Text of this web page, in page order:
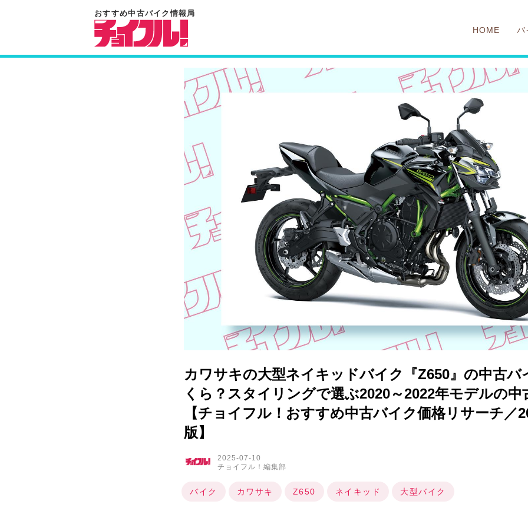
HOME バ
カワサキの大型ネイキッドバイク『Z650』の中古バ
くら？スタイリングで選ぶ2020～2022年モデルの中
【チョイフル！おすすめ中古バイク価格リサーチ／
版】
2025-07-10
チョイフル！編集部
バイク カワサキ Z650 ネイキッド 大型バイク